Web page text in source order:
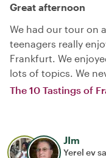
Great afternoon
We had our tour on
teenagers really
Frankfurt. We
lots of topics. We
The 10 Tastings of
JIm
Yerel ev